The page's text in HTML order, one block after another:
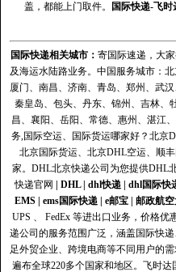
盖，都能上门取件。
国际快递-飞时
国际快递相关城市： 寄国际速递，大
及海运水陆路业务。中国服务城市：
厦门、南昌、济南、青岛、郑州、武
秦皇岛、包头、丹东、锦州、吉林、
昌、襄阳、岳阳、常德、惠州、湛江
务,国际空运、国际货运哪家好？北京
北京国际货运、北京DHL空运、顺
家。DHL北京快递公司为您提供DHL
快递官网
DHL| dhl快递| dhl国际快
EMS| ems国际快递| e邮宝| 邮政航
UPS 、 FedEx 等进出口业务，价格
递公司的服务范围广泛，涵盖国际快
足外贸企业、跨境电商等不同用户的
遍布全球220多个国家和地区。飞时